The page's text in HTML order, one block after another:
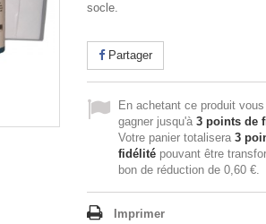
socle.
Partager
En achetant ce produit
gagner jusqu'à 3 points de
Votre panier totalisera 3
fidélité pouvant être
bon de réduction de 0,60 €.
Imprimer